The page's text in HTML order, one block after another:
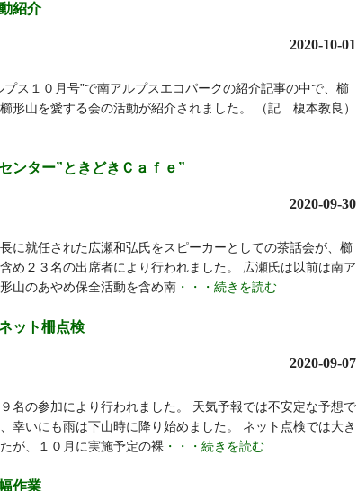
紹介
2020-10-01
ス１０月号”で南アルプスエコパークの紹介記事の中で、櫛
形山を愛する会の活動が紹介されました。 （記 榎本教良）
ンター”ときどきＣａｆｅ”
2020-09-30
に就任された広瀬和弘氏をスピーカーとしての茶話会が、櫛
め２３名の出席者により行われました。 広瀬氏は以前は南ア
山のあやめ保全活動を含め南 ・・・続きを読む
ット柵点検
2020-09-07
名の参加により行われました。 天気予報では不安定な予想で
幸いにも雨は下山時に降り始めました。 ネット点検では大き
が、１０月に実施予定の裸 ・・・続きを読む
作業